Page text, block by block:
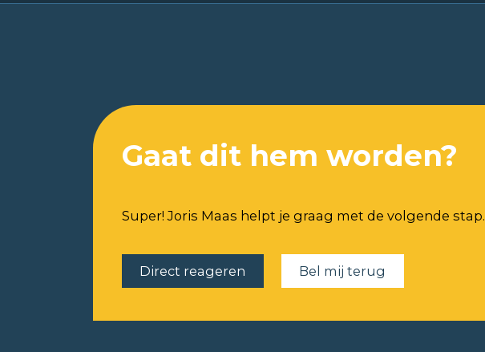
Gaat dit hem worden?
Super! Joris Maas helpt je graag met de volgende stap.
Direct reageren Bel mij terug